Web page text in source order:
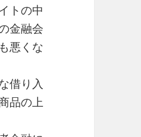
トの中
金融会
悪くな
借り入
品の上